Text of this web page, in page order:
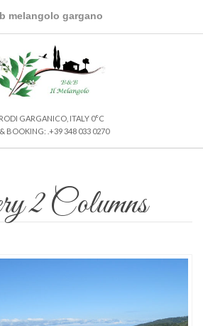
melangolo gargano
RODI GARGANICO, ITALY 0°C
BOOKING: .+39 348 033 0270
2 Columns